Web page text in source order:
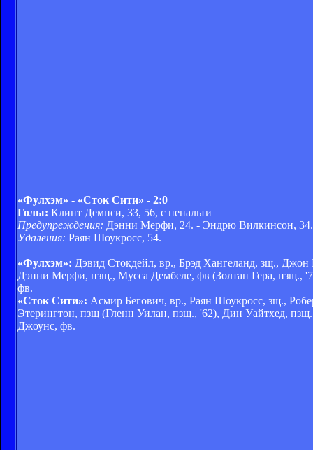
«Фулхэм» - «Сток Сити» - 2:0
Голы: Клинт Демпси, 33, 56, с пенальти
Предупреждения: Дэнни Мерфи, 24. - Эндрю Вилкинсон, 34.
Удаления: Раян Шоукросс, 54.
«Фулхэм»: Дэвид Стокдейл, вр., Брэд Хангеланд, зщ.,
Дэнни Мерфи, пзщ., Мусса Дембеле, фв (Золтан Гера,
фв.
«Сток Сити»: Асмир Бегович, вр., Раян Шоукросс, зщ.,
Этерингтон, пзщ (Гленн Уилан, пзщ., '62), Дин Уайтхед,
Джоунс, фв.